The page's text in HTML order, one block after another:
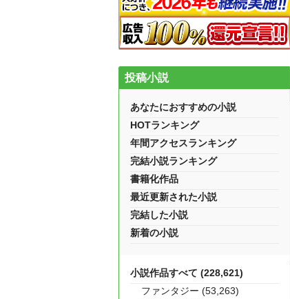
投稿小説
あなたにおすすめの小説
HOTランキング
年間アクセスランキング
完結小説ランキング
書籍化作品
最近更新された小説
完結した小説
新着の小説
小説作品すべて (228,621)
ファンタジー (53,263)